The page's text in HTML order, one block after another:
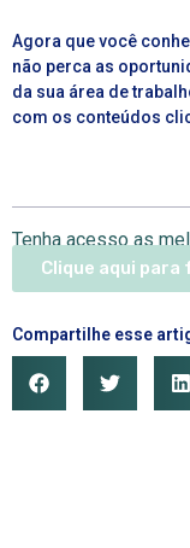
Agora que você
não perca as
da sua área de
com os conteúdos
Tenha acesso as
Clique aqui
Compartilhe esse